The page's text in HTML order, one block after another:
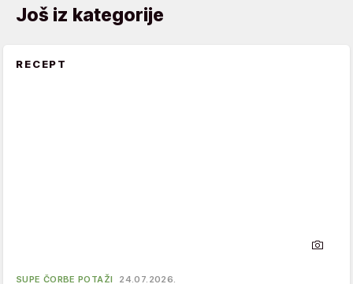
Još iz kategorije
RECEPT
SUPE ČORBE POTAŽI 24.07.2026.